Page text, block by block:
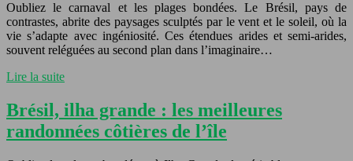
Oubliez le carnaval et les plages bondées. Le Brésil, pays de
contrastes, abrite des paysages sculptés par le vent et le soleil, où la
vie s’adapte avec ingéniosité. Ces étendues arides et semi-arides,
souvent reléguées au second plan dans l’imaginaire…
Lire la suite
Brésil, ilha grande : les meilleures
randonnées côtières de l’île